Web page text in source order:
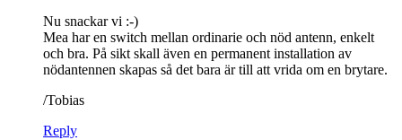
Nu snackar vi :-)
Mea har en switch mellan ordinarie och nöd antenn, enkelt
och bra. På sikt skall även en permanent installation av
nödantennen skapas så det bara är till att vrida om en brytare.
/Tobias
Reply